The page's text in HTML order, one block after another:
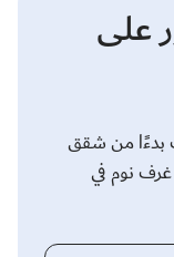
على
بدءًا من شقق
غرف نوم في